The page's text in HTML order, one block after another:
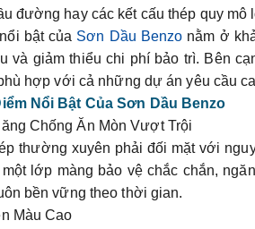
đường hay các kết cấu thép quy mô
bật của Sơn Dầu Benzo nằm ở
và giảm thiểu chi phí bảo trì. Bên
hợp với cả những dự án yêu cầu
Nổi Bật Của Sơn Dầu Benzo
Chống Ăn Mòn Vượt Trội
thường xuyên phải đối mặt với
lớp màng bảo vệ chắc chắn,
bền vững theo thời gian.
Màu Cao